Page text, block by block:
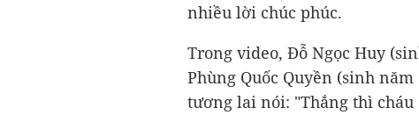
nhiều lời chúc phúc.
Trong video, Đỗ Ngọc Huy
Phùng Quốc Quyền (sinh
tương lai nói: "Thắng thì